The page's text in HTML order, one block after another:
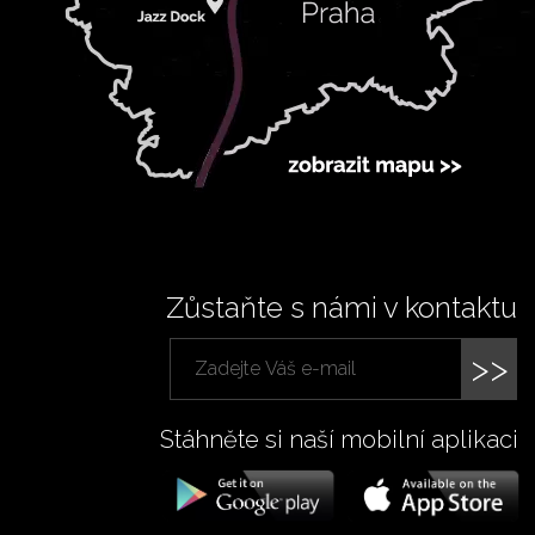
Zůstaňte s námi v kontaktu
>>
Stáhněte si naší mobilní aplikaci